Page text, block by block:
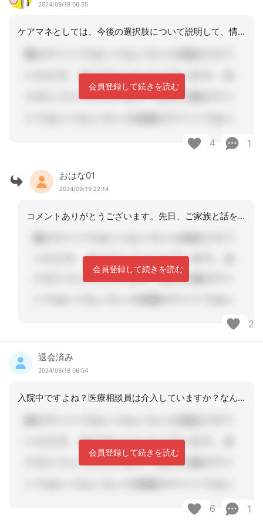
2024/09/18 06:35
ケアマネとしては、今後の選択肢について説明して、情報提供をする。その上で決めるの
会員登録して続きを読む
4 1
おはな01
2024/09/19 22:14
コメントありがとうございます。先日、ご家族と話をし在宅に戻る場合のサービスについ
会員登録して続きを読む
2
退会済み
2024/09/18 06:54
入院中ですよね？医療相談員は介入していますか？なんとなく、介入の感じが読み取れな
会員登録して続きを読む
6 1